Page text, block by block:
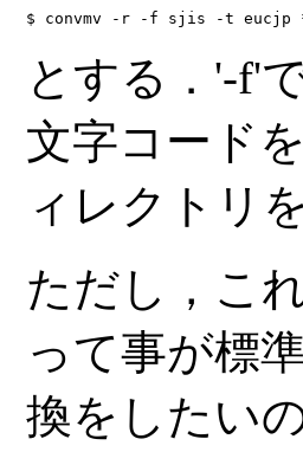
$ convmv -r -f sjis -t eucjp
とする．'-f'
文字コード
ィレクトリ
ただし，こ
って事が標
換をしたい